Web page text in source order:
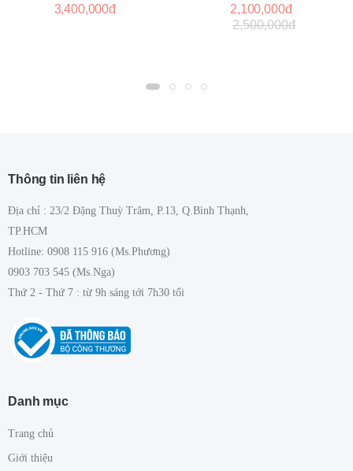
3,400,000đ
2,100,000đ
2,500,000đ
Thông tin liên hệ
Địa chỉ : 23/2 Đặng Thuỳ Trâm, P.13, Q.Bình Thạnh,
TP.HCM
Hotline: 0908 115 916 (Ms.Phương)
0903 703 545 (Ms.Nga)
Thứ 2 - Thứ 7 : từ 9h sáng tới 7h30 tối
Danh mục
Trang chủ
Giới thiệu